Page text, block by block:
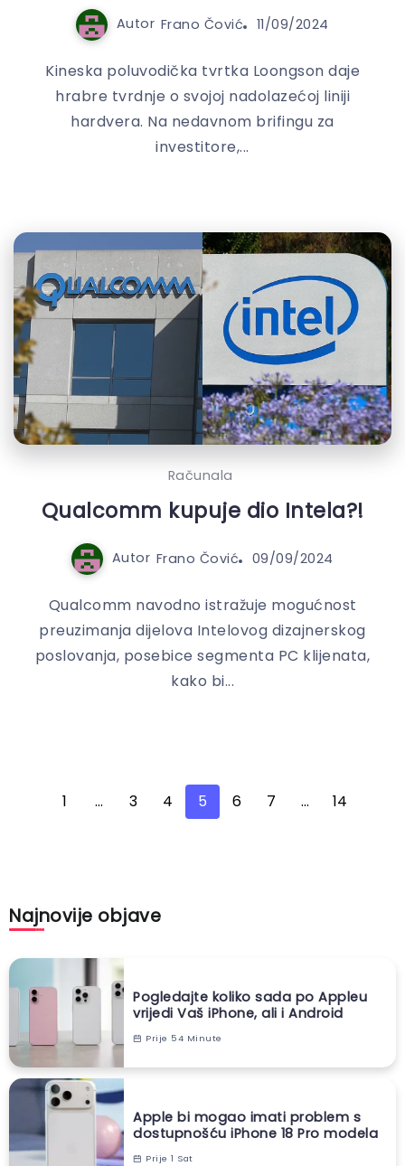
Autor Frano Čović 11/09/2024
Kineska poluvodička tvrtka Loongson daje
hrabre tvrdnje o svojoj nadolazećoj liniji
hardvera. Na nedavnom brifingu za
investitore,...
Računala
Qualcomm kupuje dio Intela?!
Autor Frano Čović 09/09/2024
Qualcomm navodno istražuje mogućnost
preuzimanja dijelova Intelovog dizajnerskog
poslovanja, posebice segmenta PC klijenata,
kako bi...
1 … 3 4 5 6 7 … 14
Najnovije objave
Pogledajte koliko sada po Appleu
vrijedi Vaš iPhone, ali i Android
Prije 54 Minute
Apple bi mogao imati problem s
dostupnošću iPhone 18 Pro modela
Prije 1 Sat